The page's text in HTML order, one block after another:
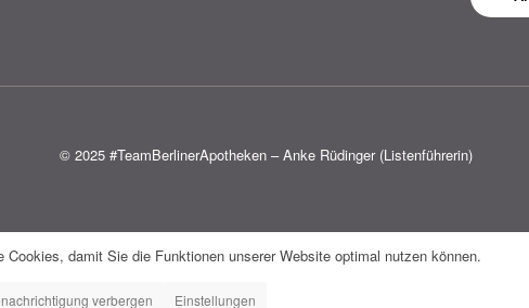
© 2025 #TeamBerlinerApotheken – Anke Rüdinger (Listenführerin)
Cookies, damit Sie die Funktionen unserer Website optimal nutzen können.
verbergen Einstellungen